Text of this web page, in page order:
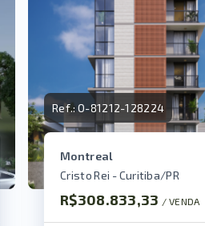
Ref.:O-81212-128224
Montreal
Cristo Rei - Curitiba/PR
R$308.833,33 / VENDA